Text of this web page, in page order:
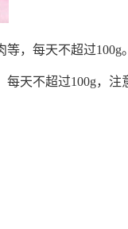
，每天不超过100g。
天不超过100g，注